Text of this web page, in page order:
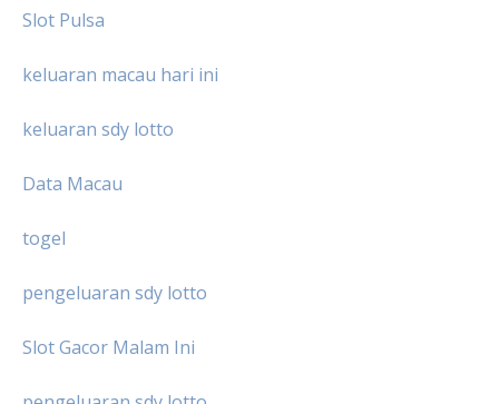
Slot Pulsa
keluaran macau hari ini
keluaran sdy lotto
Data Macau
togel
pengeluaran sdy lotto
Slot Gacor Malam Ini